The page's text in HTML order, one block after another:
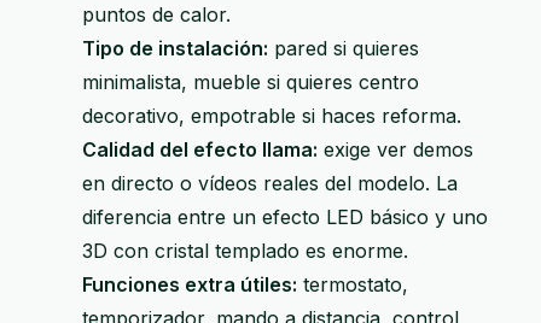
puntos de calor.
Tipo de instalación: pared si quieres
minimalista, mueble si quieres centro
decorativo, empotrable si haces reforma.
Calidad del efecto llama: exige ver demos
en directo o vídeos reales del modelo. La
diferencia entre un efecto LED básico y uno
3D con cristal templado es enorme.
Funciones extra útiles: termostato,
temporizador, mando a distancia, control